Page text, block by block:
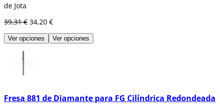
de Jota
39,31 € 34,20 €
Ver opciones Ver opciones
Fresa 881 de Diamante para FG Cilíndrica Redondeada